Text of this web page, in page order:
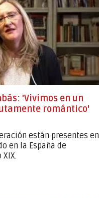
'Vivimos en un
romántico'
están presentes en
en la España de